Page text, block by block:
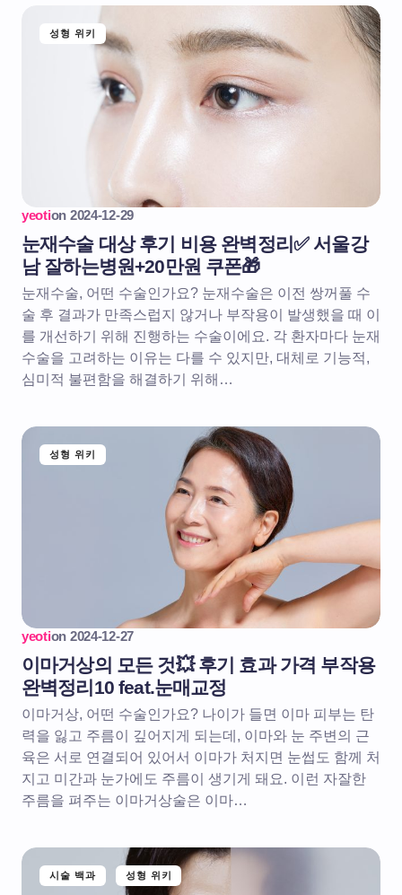
성형 위키
yeotion 2024-12-29
눈재수술 대상 후기 비용 완벽정리✅ 서울강
남 잘하는병원+20만원 쿠폰🎁
눈재수술, 어떤 수술인가요? 눈재수술은 이전 쌍꺼풀 수
술 후 결과가 만족스럽지 않거나 부작용이 발생했을 때 이
를 개선하기 위해 진행하는 수술이에요. 각 환자마다 눈재
수술을 고려하는 이유는 다를 수 있지만, 대체로 기능적,
심미적 불편함을 해결하기 위해…
성형 위키
yeotion 2024-12-27
이마거상의 모든 것💥 후기 효과 가격 부작용
완벽정리10 feat.눈매교정
이마거상, 어떤 수술인가요? 나이가 들면 이마 피부는 탄
력을 잃고 주름이 깊어지게 되는데, 이마와 눈 주변의 근
육은 서로 연결되어 있어서 이마가 처지면 눈썹도 함께 처
지고 미간과 눈가에도 주름이 생기게 돼요. 이런 자잘한
주름을 펴주는 이마거상술은 이마…
시술 백과 성형 위키